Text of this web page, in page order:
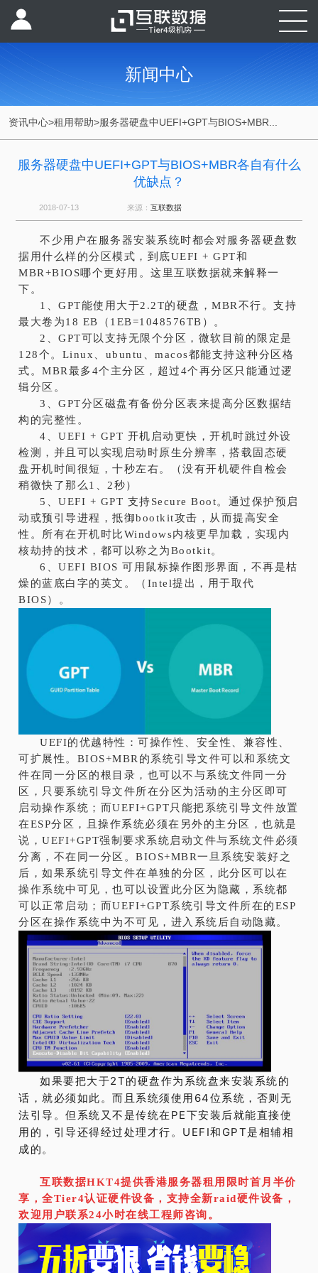
新闻中心
资讯中心>租用帮助>服务器硬盘中UEFI+GPT与BIOS+MBR...
服务器硬盘中UEFI+GPT与BIOS+MBR各自有什么
优缺点？
2018-07-13 来源： 互联数据
不少用户在服务器安装系统时都会对服务器硬盘数
据用什么样的分区模式，到底UEFI + GPT和
MBR+BIOS哪个更好用。这里互联数据就来解释一
下。
1、GPT能使用大于2.2T的硬盘，MBR不行。支持
最大卷为18 EB（1EB=1048576TB）。
2、GPT可以支持无限个分区，微软目前的限定是
128个。Linux、ubuntu、macos都能支持这种分区格
式。MBR最多4个主分区，超过4个再分区只能通过逻
辑分区。
3、GPT分区磁盘有备份分区表来提高分区数据结
构的完整性。
4、UEFI + GPT 开机启动更快，开机时跳过外设
检测，并且可以实现启动时原生分辨率，搭载固态硬
盘开机时间很短，十秒左右。（没有开机硬件自检会
稍微快了那么1、2秒）
5、UEFI + GPT 支持Secure Boot。通过保护预启
动或预引导进程，抵御bootkit攻击，从而提高安全
性。所有在开机时比Windows内核更早加载，实现内
核劫持的技术，都可以称之为Bootkit。
6、UEFI BIOS 可用鼠标操作图形界面，不再是枯
燥的蓝底白字的英文。（Intel提出，用于取代
BIOS）。
UEFI的优越特性：可操作性、安全性、兼容性、
可扩展性。BIOS+MBR的系统引导文件可以和系统文
件在同一分区的根目录，也可以不与系统文件同一分
区，只要系统引导文件所在分区为活动的主分区即可
启动操作系统；而UEFI+GPT只能把系统引导文件放置
在ESP分区，且操作系统必须在另外的主分区，也就是
说，UEFI+GPT强制要求系统启动文件与系统文件必须
分离，不在同一分区。BIOS+MBR一旦系统安装好之
后，如果系统引导文件在单独的分区，此分区可以在
操作系统中可见，也可以设置此分区为隐藏，系统都
可以正常启动；而UEFI+GPT系统引导文件所在的ESP
分区在操作系统中为不可见，进入系统后自动隐藏。
如果要把大于2T的硬盘作为系统盘来安装系统的
话，就必须如此。而且系统须使用64位系统，否则无
法引导。但系统又不是传统在PE下安装后就能直接使
用的，引导还得经过处理才行。UEFI和GPT是相辅相
成的。
互联数据HKT4提供香港服务器租用限时首月半价
享，全Tier4认证硬件设备，支持全新raid硬件设备，
欢迎用户联系24小时在线工程师咨询。